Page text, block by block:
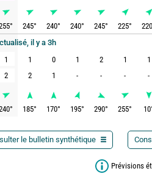
° 245° 240° 240° 245° 225°
il y a 3h
1
1 0 1 2 1 1
2
2 1 - - - -
° 185° 170° 195° 290° 255° 10
le bulletin synthétique
Prévisions